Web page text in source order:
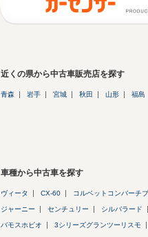
近くの県から中古車販売店を探す
青森 岩手 宮城 秋田 山形 福島
車種から中古車を探す
ヴィータ CX-60 コルベットコンバーチ
ジャーニー センチュリー シルバラード
バモスホビオ 3シリーズグランツーリスモ